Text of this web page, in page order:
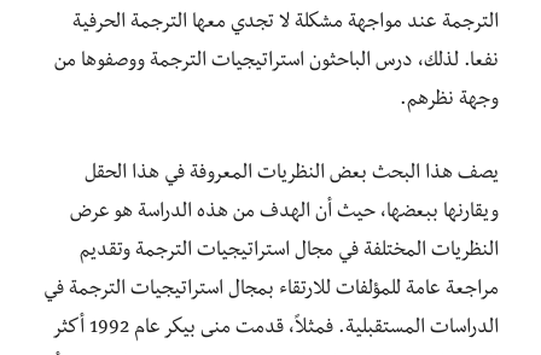
الترجمة عند مواجهة مشكلة لا تجدي معها الترجمة الحرفية
نفعا. لذلك، درس الباحثون استراتيجيات الترجمة ووصفوها من
وجهة نظرهم.
يصف هذا البحث بعض النظريات المعروفة في هذا الحقل
ويقارنها ببعضها، حيث أن الهدف من هذه الدراسة هو عرض
النظريات المختلفة في مجال استراتيجيات الترجمة وتقديم
مراجعة عامة للمؤلفات للارتقاء بمجال استراتيجيات الترجمة في
الدراسات المستقبلية. فمثلاً، قدمت منى بيكر عام 1992 أكثر